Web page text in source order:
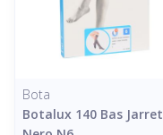
Bota
Botalux 140 Bas Jarret